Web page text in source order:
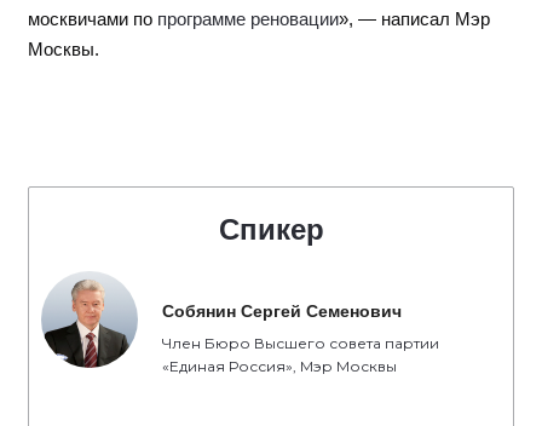
москвичами по программе реновации», — написал Мэр
Москвы.
Спикер
Собянин Сергей Семенович
Член Бюро Высшего совета партии
«Единая Россия», Мэр Москвы